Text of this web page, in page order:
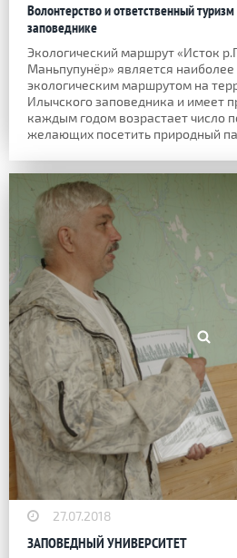
Волонтерство и ответственный
заповеднике
Экологический маршрут «Исток
Маньпупунёр» является
экологическим маршрутом на
Илычского заповедника и имеет
каждым годом возрастает число
желающих посетить природный
27.07.2018
ЗАПОВЕДНЫЙ УНИВЕРСИТЕТ